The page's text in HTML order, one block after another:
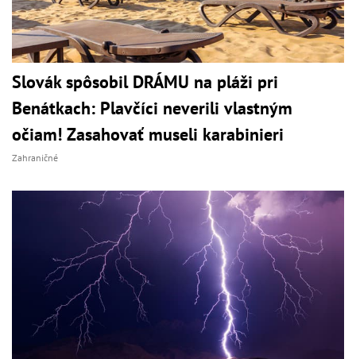
Slovák spôsobil DRÁMU na pláži pri
Benátkach: Plavčíci neverili vlastným
očiam! Zasahovať museli karabinieri
Zahraničné